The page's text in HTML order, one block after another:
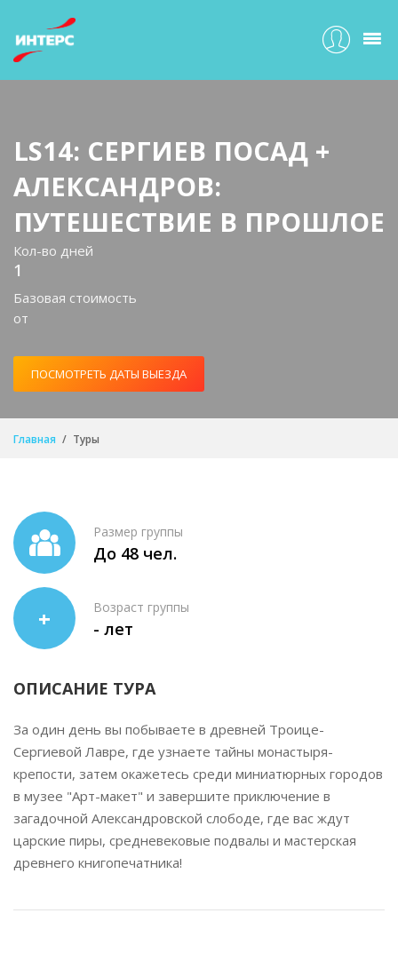
LS14: СЕРГИЕВ ПОСАД +
АЛЕКСАНДРОВ:
ПУТЕШЕСТВИЕ В ПРОШЛОЕ
Кол-во дней
1
Базовая стоимость
от
ПОСМОТРЕТЬ ДАТЫ ВЫЕЗДА
Главная Туры
Размер группы
До 48 чел.
+ Возраст группы
- лет
ОПИСАНИЕ ТУРА
За один день вы побываете в древней Троице-
Сергиевой Лавре, где узнаете тайны монастыря-
крепости, затем окажетесь среди миниатюрных городов
в музее "Арт-макет" и завершите приключение в
загадочной Александровской слободе, где вас ждут
царские пиры, средневековые подвалы и мастерская
древнего книгопечатника!